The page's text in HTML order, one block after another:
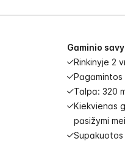
Gaminio
Rinkinyje 2
Pagamintos
Talpa: 320
Kiekvienas
pasižymi